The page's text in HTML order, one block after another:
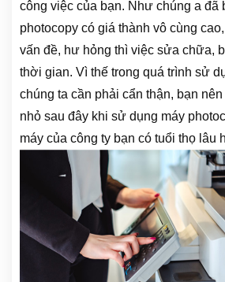
công việc của bạn. Như chúng a đã
photocopy có giá thành vô cùng
vấn đề, hư hỏng thì việc sửa chữa,
thời gian. Vì thế trong quá trình sử
chúng ta cần phải cẩn thận, bạn
nhỏ sau đây khi sử dụng máy
máy của công ty bạn có tuổi thọ lâu